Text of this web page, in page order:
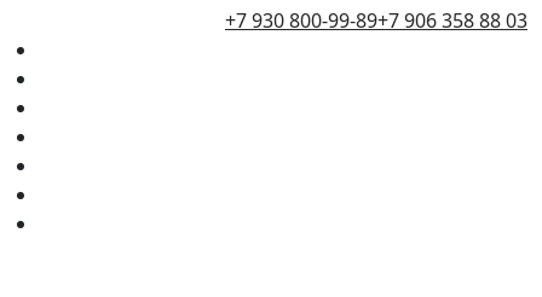
+7 930 800-99-89+7 906 358 88 03